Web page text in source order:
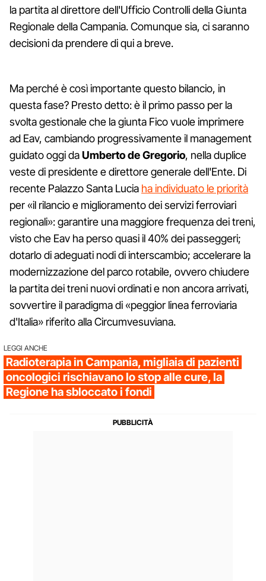
la partita al direttore dell'Ufficio Controlli della Giunta
Regionale della Campania. Comunque sia, ci saranno
decisioni da prendere di qui a breve.
Ma perché è così importante questo bilancio, in
questa fase? Presto detto: è il primo passo per la
svolta gestionale che la giunta Fico vuole imprimere
ad Eav, cambiando progressivamente il management
guidato oggi daUmberto de Gregorio, nella duplice
veste di presidente e direttore generale dell'Ente. Di
recente Palazzo Santa Lucia ha individuato le priorità
per «il rilancio e miglioramento dei servizi ferroviari
regionali»: garantire una maggiore frequenza dei treni,
visto che Eav ha perso quasi il 40% dei passeggeri;
dotarlo di adeguati nodi di interscambio; accelerare la
modernizzazione del parco rotabile, ovvero chiudere
la partita dei treni nuovi ordinati e non ancora arrivati,
sovvertire il paradigma di «peggior linea ferroviaria
d'Italia» riferito alla Circumvesuviana.
LEGGI ANCHE
Radioterapia in Campania, migliaia di pazienti
oncologici rischiavano lo stop alle cure, la
Regione ha sbloccato i fondi